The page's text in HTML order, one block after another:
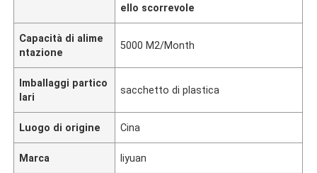
ello scorrevole
Capacità di alime
ntazione
5000 M2/Month
Imballaggi partico
lari
sacchetto di plastica
Luogo di origine Cina
Marca liyuan